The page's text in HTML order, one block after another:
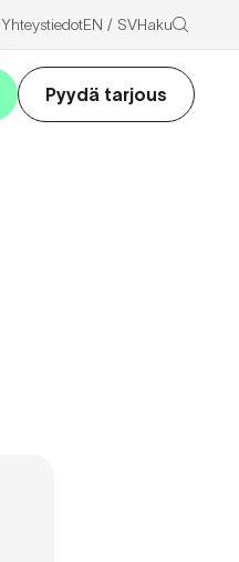
YhteystiedotEN SVHaku
Pyydä tarjous